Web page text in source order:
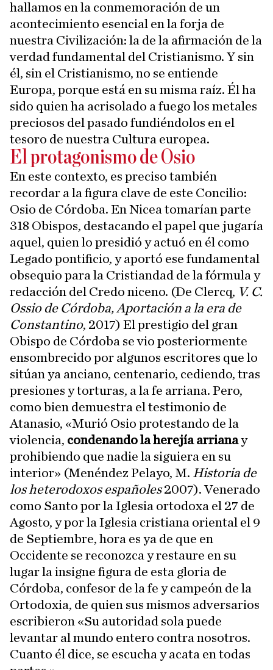
hallamos en la conmemoración de un
acontecimiento esencial en la forja de
nuestra Civilización: la de la afirmación de la
verdad fundamental del Cristianismo. Y sin
él, sin el Cristianismo, no se entiende
Europa, porque está en su misma raíz. Él ha
sido quien ha acrisolado a fuego los metales
preciosos del pasado fundiéndolos en el
tesoro de nuestra Cultura europea.
El protagonismo de Osio
En este contexto, es preciso también
recordar a la figura clave de este Concilio:
Osio de Córdoba. En Nicea tomarían parte
318 Obispos, destacando el papel que jugaría
aquel, quien lo presidió y actuó en él como
Legado pontificio, y aportó ese fundamental
obsequio para la Cristiandad de la fórmula y
redacción del Credo niceno. (De Clercq, V. C.
Ossio de Córdoba, Aportación a la era de
Constantino, 2017) El prestigio del gran
Obispo de Córdoba se vio posteriormente
ensombrecido por algunos escritores que lo
sitúan ya anciano, centenario, cediendo, tras
presiones y torturas, a la fe arriana. Pero,
como bien demuestra el testimonio de
Atanasio, «Murió Osio protestando de la
violencia, condenando la herejía arrianay
prohibiendo que nadie la siguiera en su
interior» (Menéndez Pelayo, M. Historia de
los heterodoxos españoles2007). Venerado
como Santo por la Iglesia ortodoxa el 27 de
Agosto, y por la Iglesia cristiana oriental el 9
de Septiembre, hora es ya de que en
Occidente se reconozca y restaure en su
lugar la insigne figura de esta gloria de
Córdoba, confesor de la fe y campeón de la
Ortodoxia, de quien sus mismos adversarios
escribieron «Su autoridad sola puede
levantar al mundo entero contra nosotros.
Cuanto él dice, se escucha y acata en todas